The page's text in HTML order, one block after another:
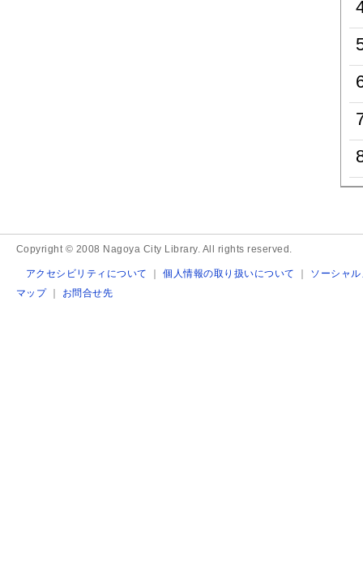
Copyright © 2008 Nagoya City Library. All rights reserved.
アクセシビリティについて ｜個人情報の取り扱いについて ｜ ソーシャ
マップ｜ お問合せ先